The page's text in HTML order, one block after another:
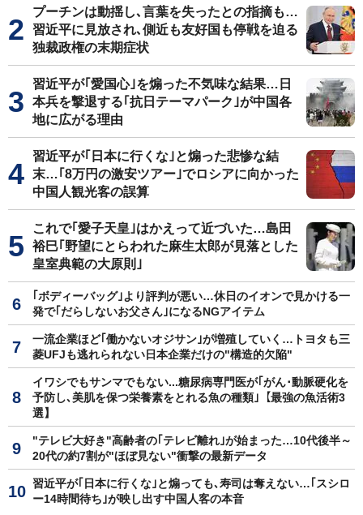
プーチンは動揺し､言葉を失ったとの指摘も…
習近平に見放され､側近も友好国も停戦を迫る
独裁政権の末期症状
習近平が｢愛国心｣を煽った不気味な結果…日
本兵を撃退する｢抗日テーマパーク｣が中国各
地に広がる理由
習近平が｢日本に行くな｣と煽った悲惨な結
末…｢8万円の激安ツアー｣でロシアに向かった
中国人観光客の誤算
これで｢愛子天皇｣はかえって近づいた…島田
裕巳｢野望にとらわれた麻生太郎が見落とした
皇室典範の大原則｣
｢ボディーバッグ｣より評判が悪い…休日のイオンで見かける一
発で｢だらしないお父さん｣になるNGアイテム
一流企業ほど｢働かないオジサン｣が増殖していく…トヨタも三
菱UFJも逃れられない日本企業だけの"構造的欠陥"
イワシでもサンマでもない...糖尿病専門医が｢がん･動脈硬化を
予防し､美肌を保つ栄養素をとれる魚の種類｣【最強の魚活術3
選】
"テレビ大好き"高齢者の｢テレビ離れ｣が始まった…10代後半～
20代の約7割が"ほぼ見ない"衝撃の最新データ
習近平が｢日本に行くな｣と煽っても､寿司は奪えない…｢スシロ
ー14時間待ち｣が映し出す中国人客の本音